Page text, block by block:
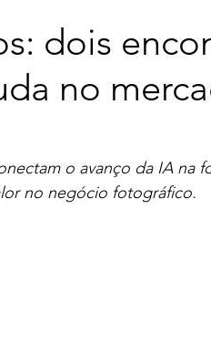
dois
no
o avanço da IA na
no negócio fotográfico.